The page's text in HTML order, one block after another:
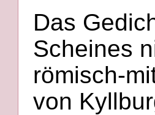
Das
Scheines
römisch-
von